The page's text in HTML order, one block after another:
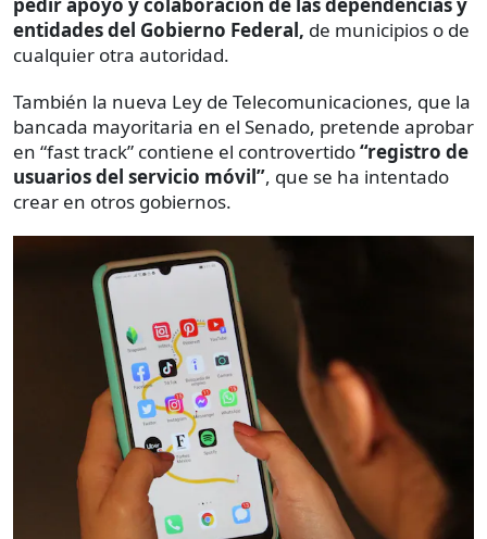
entidades del Gobierno Federal, de municipios o de
cualquier otra autoridad.
También la nueva Ley de Telecomunicaciones, que la
bancada mayoritaria en el Senado, pretende aprobar
en “fast track” contiene el controvertido“registro de
usuarios del servicio móvil”, que se ha intentado
crear en otros gobiernos.